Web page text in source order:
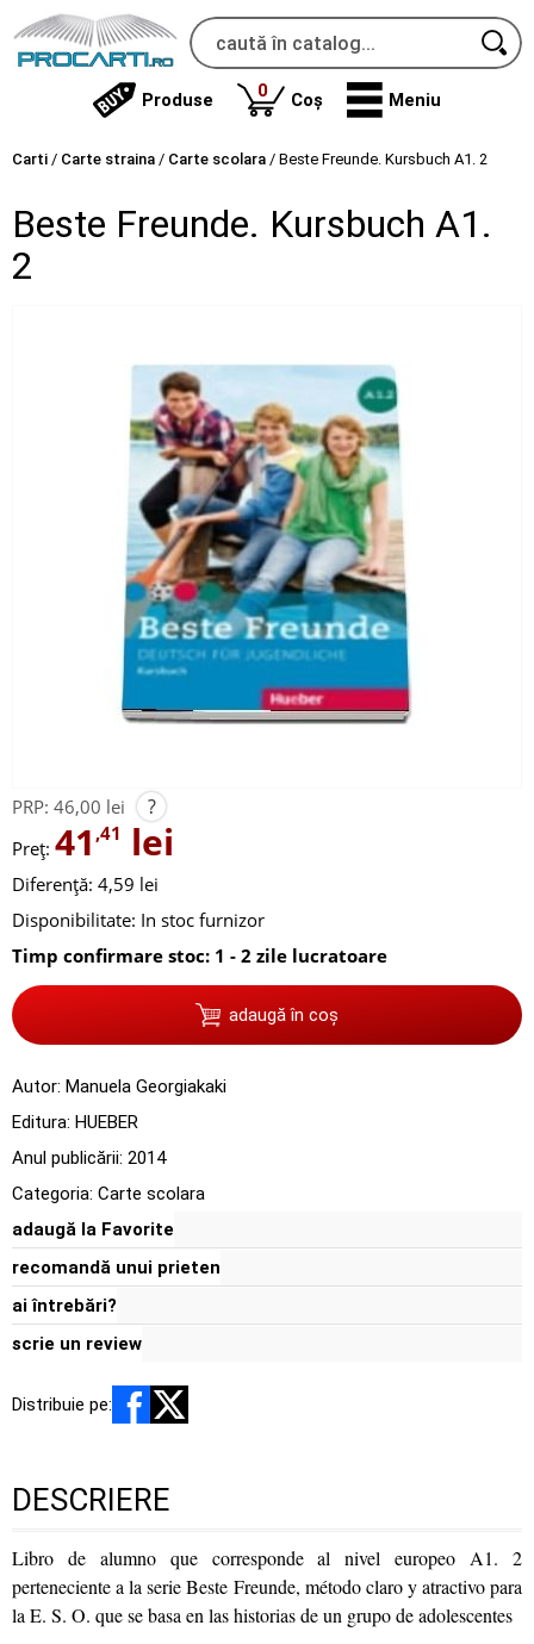
Produse 0produse
Coș Meniu
Carti / Carte straina / Carte scolara / Beste Freunde. Kursbuch A1. 2
Beste Freunde. Kursbuch A1.
2
PRP: 46,00 lei ?
Preț: 41 ,41 lei
Diferență: 4,59 lei
Disponibilitate: In stoc furnizor
Timp confirmare stoc: 1 - 2 zile lucratoare
adaugă în coș
Autor: Manuela Georgiakaki
Editura: HUEBER
Anul publicării: 2014
Categoria: Carte scolara
adaugă la Favorite
recomandă unui prieten
ai întrebări?
scrie un review
Distribuie pe:
DESCRIERE
Libro de alumno que corresponde al nivel europeo A1. 2
perteneciente a la serie Beste Freunde, método claro y atractivo para
la E. S. O. que se basa en las historias de un grupo de adolescentes